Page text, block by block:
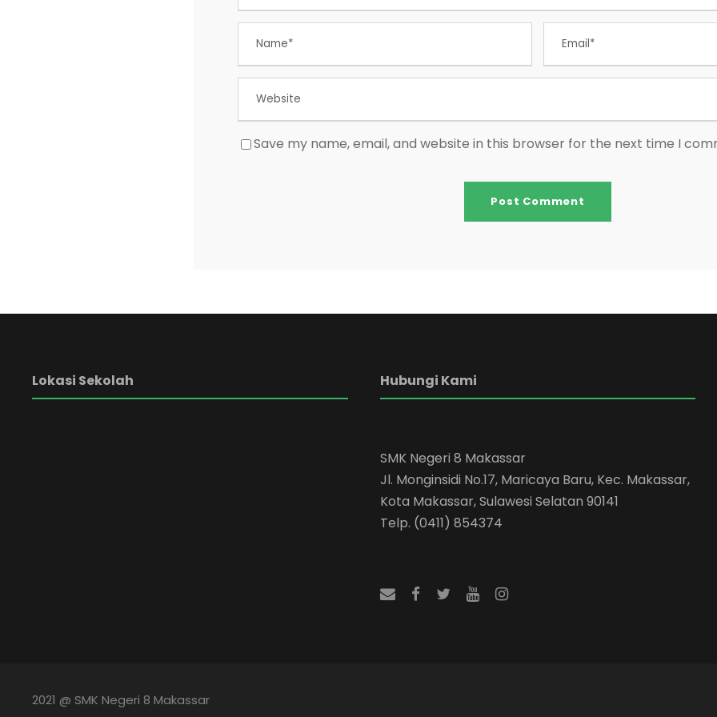
Save my name, email, and website in this browser for the next time I
Lokasi Sekolah Hubungi Kami
SMK Negeri 8 Makassar
Jl. Monginsidi No.17, Maricaya Baru, Kec. Makassar,
Kota Makassar, Sulawesi Selatan 90141
Telp. (0411) 854374
2021 @ SMK Negeri 8 Makassar